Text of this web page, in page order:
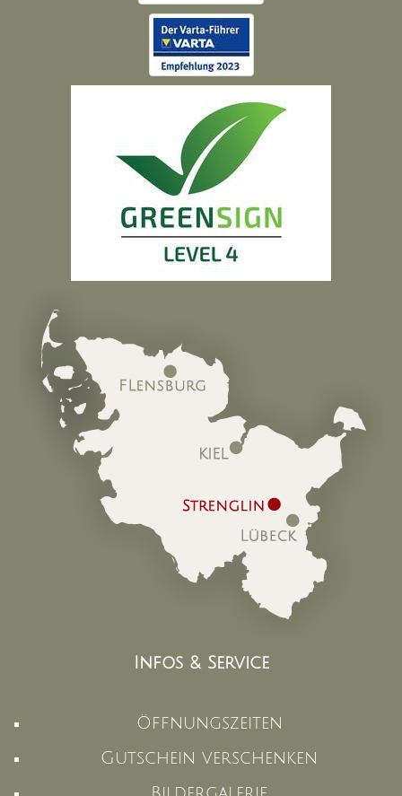
Infos & Service
Öffnungszeiten
Gutschein verschenken